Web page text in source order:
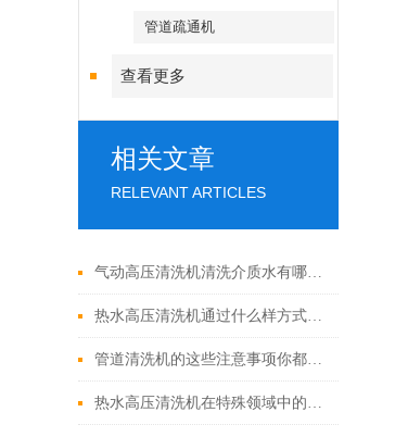
管道疏通机
查看更多
相关文章
RELEVANT ARTICLES
气动高压清洗机清洗介质水有哪些优点
热水高压清洗机通过什么样方式来实现增压呢
管道清洗机的这些注意事项你都落实到位了吗
热水高压清洗机在特殊领域中的应用